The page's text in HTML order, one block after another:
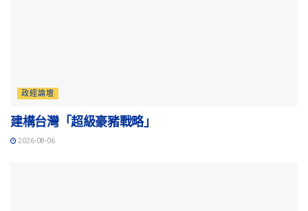
政經論壇
建構台灣「超級豪豬戰略」
2026-08-06